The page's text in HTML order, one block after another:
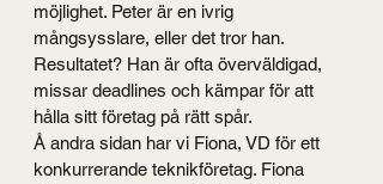
möjlighet. Peter är en ivrig
mångsysslare, eller det tror han.
Resultatet? Han är ofta överväldigad,
missar deadlines och kämpar för att
hålla sitt företag på rätt spår.
Å andra sidan har vi Fiona, VD för ett
konkurrerande teknikföretag. Fiona